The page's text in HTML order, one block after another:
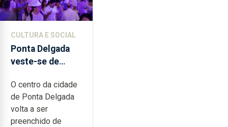
CULTURA E SOCIAL
Ponta Delgada
veste-se de
O centro da cidade
de Ponta Delgada
volta a ser
preenchido de